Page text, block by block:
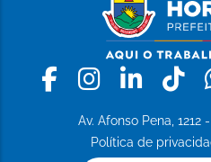
Facebook
Av. Afonso Pena, 1212
Política de